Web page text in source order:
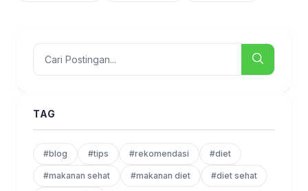
TAG
#blog #tips #rekomendasi #diet
#makanan sehat #makanan diet #diet sehat